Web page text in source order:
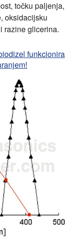
točku paljenja,
oksidacijsku
razine glicerina.
funkcionira